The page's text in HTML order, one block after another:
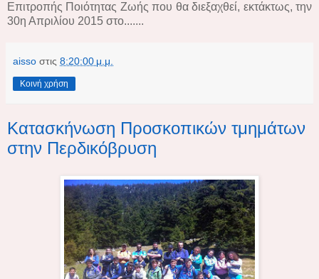
Επιτροπής Ποιότητας Ζωής που θα διεξαχθεί, εκτάκτως, την
30η Απριλίου 2015 στο.......
aisso στις 8:20:00 μ.μ.
Κοινή χρήση
Κατασκήνωση Προσκοπικών τμημάτων
στην Περδικόβρυση